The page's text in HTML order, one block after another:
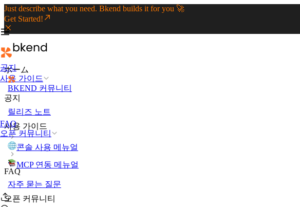
Just describe what you need. Bkend builds it for you 🚀
Get Started!
공지
사용 가이드
FAQ
오픈 커뮤니티
ホーム
BKEND 커뮤니티
공지
릴리즈 노트
사용 가이드
콘솔 사용 메뉴얼
MCP 연동 메뉴얼
FAQ
자주 묻는 질문
오픈 커뮤니티